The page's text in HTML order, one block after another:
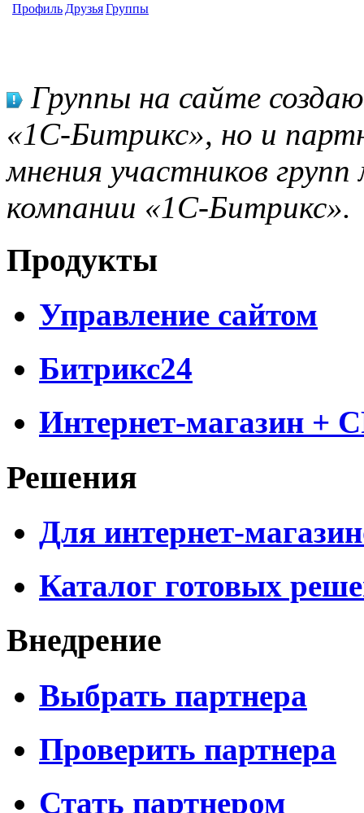
Профиль ДрузьяГруппы
Группы на сайте
«1С-Битрикс», но и
мнения участников
компании «1С-Битрикс».
Продукты
Управление сайтом
Битрикс24
Интернет-магазин +
Решения
Для интернет-
Каталог готовых
Внедрение
Выбрать партнера
Проверить партнера
Стать партнером